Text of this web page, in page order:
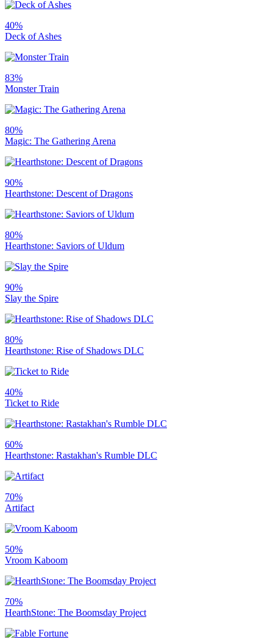
40%
Deck of Ashes
83%
Monster Train
80%
Magic: The Gathering Arena
90%
Hearthstone: Descent of Dragons
80%
Hearthstone: Saviors of Uldum
90%
Slay the Spire
80%
Hearthstone: Rise of Shadows DLC
40%
Ticket to Ride
60%
Hearthstone: Rastakhan's Rumble DLC
70%
Artifact
50%
Vroom Kaboom
70%
HearthStone: The Boomsday Project